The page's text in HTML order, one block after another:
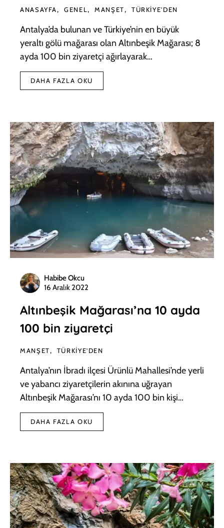
ANASAYFA GENEL MANŞET TÜRKIYE'DEN
Antalya’da bulunan ve Türkiye’nin en büyük
yeraltı gölü mağarası olan Altınbeşik Mağarası; 8
ayda 100 bin ziyaretçi ağırlayarak…
DAHA FAZLA OKU
Habibe Okcu
16 Aralık 2022
Altınbeşik Mağarası’na 10 ayda
100 bin ziyaretçi
MANŞET TÜRKIYE'DEN
Antalya’nın İbradı ilçesi Ürünlü Mahallesi’nde yerli
ve yabancı ziyaretçilerin akınına uğrayan
Altınbeşik Mağarası’nı 10 ayda 100 bin kişi…
DAHA FAZLA OKU